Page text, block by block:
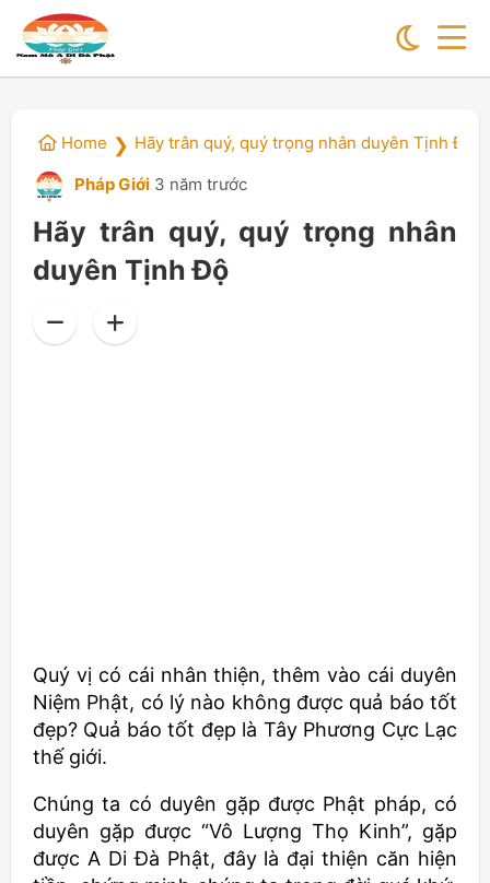
Home ❯ Hãy trân quý, quý trọng nhân duyên Tịnh Độ
Pháp Giới 3 năm trước
Hãy trân quý, quý trọng nhân
duyên Tịnh Độ
Quý vị có cái nhân thiện, thêm vào cái duyên
Niệm Phật, có lý nào không được quả báo tốt
đẹp? Quả báo tốt đẹp là Tây Phương Cực Lạc
thế giới.
Chúng ta có duyên gặp được Phật pháp, có
duyên gặp được “Vô Lượng Thọ Kinh”, gặp
được A Di Đà Phật, đây là đại thiện căn hiện